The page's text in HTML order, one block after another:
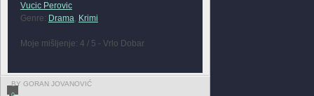
Vucic Perovic
Genre: Drama, Krimi
Moje mišljenje: 4 / 5 - Vrlo Dobar
BY GORAN JOVANOVIĆ